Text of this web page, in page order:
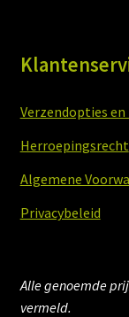
Verzendopties
Herroepingsrecht
Algemene
Privacybeleid
Alle genoemde
vermeld.